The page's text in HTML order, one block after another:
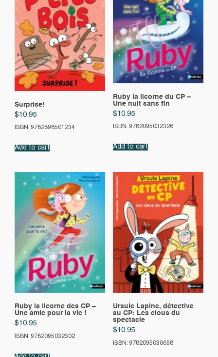
Surprise!
$10.95
ISBN: 9782898501234
Add to cart
Ruby la licorne du CP –
Une nuit sans fin
$10.95
ISBN: 9782095032326
Add to cart
Ruby la licorne des CP –
Une amie pour la vie !
$10.95
ISBN: 9782095032302
Ursule Lapine, détective
au CP: Les clous du
spectacle
$10.95
ISBN: 9782095030698